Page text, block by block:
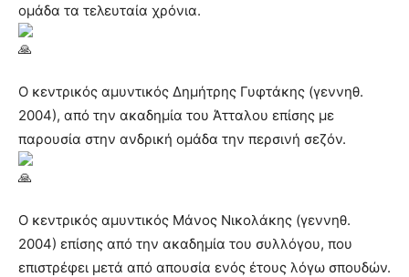
ομάδα τα τελευταία χρόνια.
Ο κεντρικός αμυντικός Δημήτρης Γυφτάκης (γεννηθ.
2004), από την ακαδημία του Άτταλου επίσης με
παρουσία στην ανδρική ομάδα την περσινή σεζόν.
Ο κεντρικός αμυντικός Μάνος Νικολάκης (γεννηθ.
2004) επίσης από την ακαδημία του συλλόγου, που
επιστρέφει μετά από απουσία ενός έτους λόγω σπουδών.